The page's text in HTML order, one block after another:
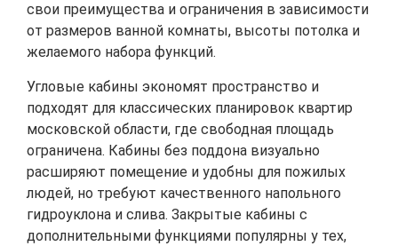
свои преимущества и ограничения в зависимости
от размеров ванной комнаты, высоты потолка и
желаемого набора функций.
Угловые кабины экономят пространство и
подходят для классических планировок квартир
московской области, где свободная площадь
ограничена. Кабины без поддона визуально
расширяют помещение и удобны для пожилых
людей, но требуют качественного напольного
гидроуклона и слива. Закрытые кабины с
дополнительными функциями популярны у тех,